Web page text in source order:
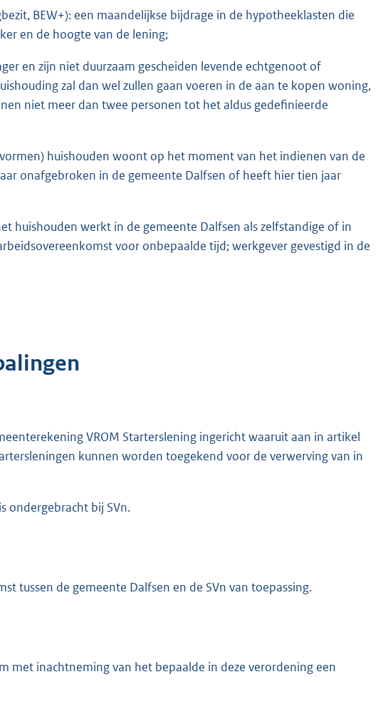
BEW+): een maandelijkse bijdrage in de hypotheeklasten die
en de hoogte van de lening;
en zijn niet duurzaam gescheiden levende echtgenoot of
zal dan wel zullen gaan voeren in de aan te kopen woning,
niet meer dan twee personen tot het aldus gedefinieerde
huishouden woont op het moment van het indienen van de
onafgebroken in de gemeente Dalfsen of heeft hier tien jaar
huishouden werkt in de gemeente Dalfsen als zelfstandige of in
voor onbepaalde tijd; werkgever gevestigd in de
VROM Starterslening ingericht waaruit aan in artikel
kunnen worden toegekend voor de verwerving van in
ondergebracht bij SVn.
tussen de gemeente Dalfsen en de SVn van toepassing.
met inachtneming van het bepaalde in deze verordening een